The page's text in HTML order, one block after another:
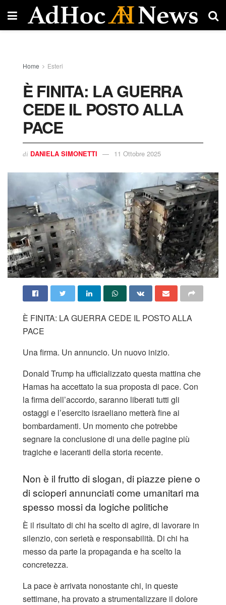
Home Esteri
È FINITA: LA GUERRA
CEDE IL POSTO ALLA
PACE
di DANIELA SIMONETTI 11 Ottobre 2025
È FINITA: LA GUERRA CEDE IL POSTO ALLA
PACE
Una firma. Un annuncio. Un nuovo inizio.
Donald Trump ha ufficializzato questa mattina che
Hamas ha accettato la sua proposta di pace. Con
la firma dell’accordo, saranno liberati tutti gli
ostaggi e l’esercito israeliano metterà fine ai
bombardamenti. Un momento che potrebbe
segnare la conclusione di una delle pagine più
tragiche e laceranti della storia recente.
Non è il frutto di slogan, di piazze piene o
di scioperi annunciati come umanitari ma
spesso mossi da logiche politiche
È il risultato di chi ha scelto di agire, di lavorare in
silenzio, con serietà e responsabilità. Di chi ha
messo da parte la propaganda e ha scelto la
concretezza.
La pace è arrivata nonostante chi, in queste
settimane, ha provato a strumentalizzare il dolore